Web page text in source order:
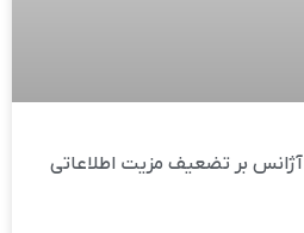
بر تضعیف مزیت اطلاعاتی